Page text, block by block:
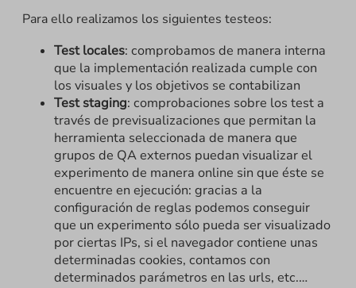
Para ello realizamos los siguientes testeos:
Test locales: comprobamos de manera interna
que la implementación realizada cumple con
los visuales y los objetivos se contabilizan
Test staging: comprobaciones sobre los test a
través de previsualizaciones que permitan la
herramienta seleccionada de manera que
grupos de QA externos puedan visualizar el
experimento de manera online sin que éste se
encuentre en ejecución: gracias a la
configuración de reglas podemos conseguir
que un experimento sólo pueda ser visualizado
por ciertas IPs, si el navegador contiene unas
determinadas cookies, contamos con
determinados parámetros en las urls, etc.…